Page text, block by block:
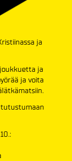
ja
ja
ja voita